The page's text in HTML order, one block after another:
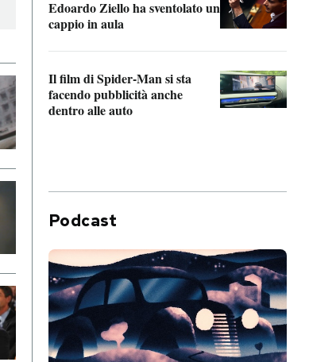
Edoardo Ziello ha sventolato un
cappio in aula
Il film di Spider-Man si sta
facendo pubblicità anche
dentro alle auto
Podcast